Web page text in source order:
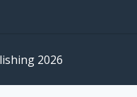
2026